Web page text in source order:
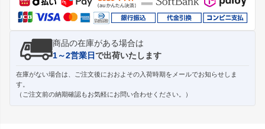
商品の在庫がある場合は
1～2営業日で出荷いたします
在庫がない場合は、ご注文後におおよその入荷時期をメールでお知らせしま
す。
（ご注文前の納期確認もお気軽にお問い合わせください。）